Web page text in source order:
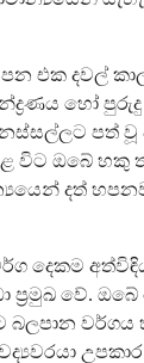
එක දවල්
හෝ
පත් වූ
විට ඔබේ හකු
දත්
දෙකම
ප්‍රමුඛ වේ.
බලපාන වර්ගය